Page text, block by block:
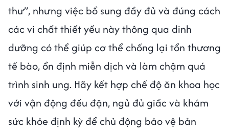
thư”, nhưng việc bổ sung đầy đủ và đúng cách
các vi chất thiết yếu này thông qua dinh
dưỡng có thể giúp cơ thể chống lại tổn thương
tế bào, ổn định miễn dịch và làm chậm quá
trình sinh ung. Hãy kết hợp chế độ ăn khoa học
với vận động đều đặn, ngủ đủ giấc và khám
sức khỏe định kỳ để chủ động bảo vệ bản